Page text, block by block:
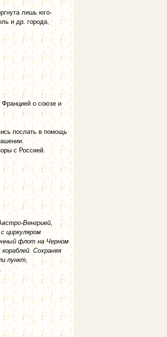
лишь юго-
и др. города,
о союзе и
послать в помощь
с Россией.
Венгрией,
циркуляром
флот на Черном
Сохраняя
пункт,